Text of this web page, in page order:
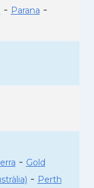
- Parana -
- Gold
- Perth